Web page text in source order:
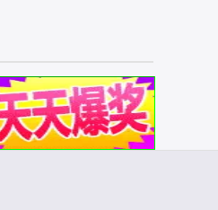
2026/大陆